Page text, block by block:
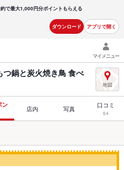
で最大1,000円分ポイントもらえる
ダウンロード アプリで開く
マイメニュー
つ鍋と炭火焼き鳥 食べ
ン 店内 写真 口コミ
64